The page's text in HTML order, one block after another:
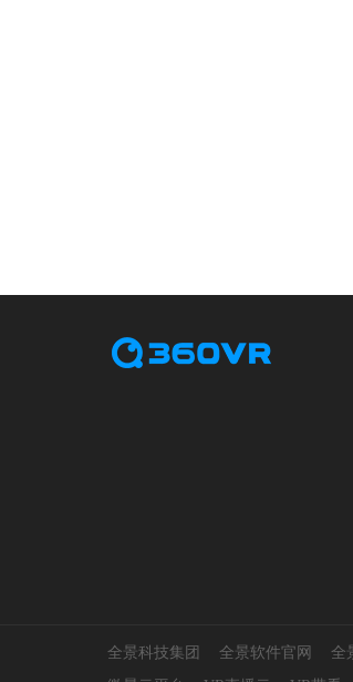
全景科技集团 全景软件官网 全